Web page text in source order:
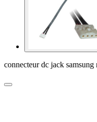
connecteur dc jack